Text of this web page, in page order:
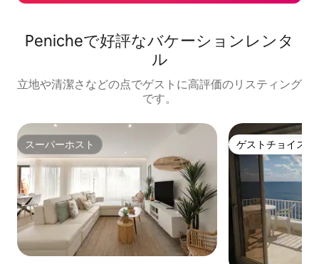
Penicheで好評なバケーションレンタ
ル
立地や清潔さなどの点でゲストに高評価のリスティング
です。
スーパーホスト
スーパーホスト ゲストチョイス
ゲストチョイス